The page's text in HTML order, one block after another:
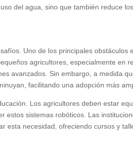
del agua, sino que también reduce
Uno de los principales obstáculos
agricultores, especialmente en
avanzados. Sin embargo, a medida
facilitando una adopción más
Los agricultores deben estar
estos sistemas robóticos. Las
esta necesidad, ofreciendo cursos y